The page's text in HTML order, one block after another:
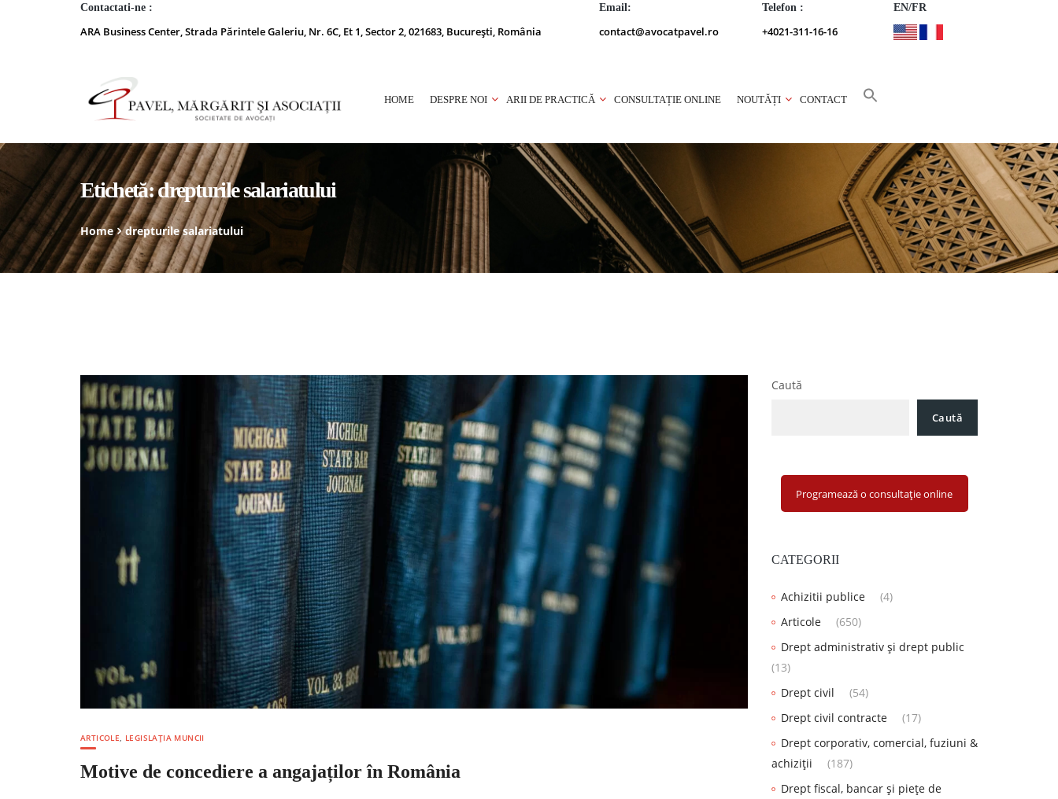
Contactati-ne :
ARA Business Center, Strada Părintele Galeriu, Nr. 6C, Et 1, Sector 2, 021683, București, România
Email:
contact@avocatpavel.ro
Telefon :
+4021-311-16-16
EN/FR
HOME DESPRE NOI ARII DE PRACTICĂ CONSULTAȚIE ONLINE NOUTĂȚI CONTACT
Etichetă:drepturile salariatului
Home drepturile salariatului
ARTICOLE LEGISLAȚIA MUNCII
Motive de concediere a angajaților în România
Caută
Caută
Programează o consultație online
CATEGORII
Achizitii publice
(4)
Articole
(650)
Drept administrativ și drept public
(13)
Drept civil
(54)
Drept civil contracte
(17)
Drept corporativ, comercial, fuziuni &
achiziții
(187)
Drept fiscal, bancar și piețe de